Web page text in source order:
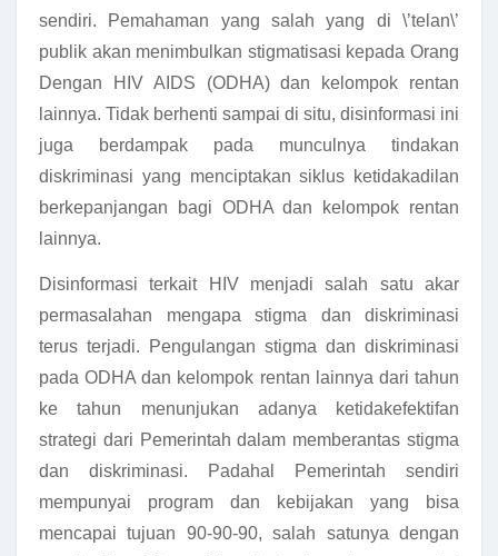
sendiri. Pemahaman yang salah yang di \’telan\’
publik akan menimbulkan stigmatisasi kepada Orang
Dengan HIV AIDS (ODHA) dan kelompok rentan
lainnya. Tidak berhenti sampai di situ, disinformasi ini
juga berdampak pada munculnya tindakan
diskriminasi yang menciptakan siklus ketidakadilan
berkepanjangan bagi ODHA dan kelompok rentan
lainnya.
Disinformasi terkait HIV menjadi salah satu akar
permasalahan mengapa stigma dan diskriminasi
terus terjadi. Pengulangan stigma dan diskriminasi
pada ODHA dan kelompok rentan lainnya dari tahun
ke tahun menunjukan adanya ketidakefektifan
strategi dari Pemerintah dalam memberantas stigma
dan diskriminasi. Padahal Pemerintah sendiri
mempunyai program dan kebijakan yang bisa
mencapai tujuan 90-90-90, salah satunya dengan